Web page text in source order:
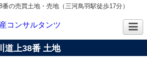
の売買土地・売地（三河鳥羽駅徒歩17分）
道上38番 土地